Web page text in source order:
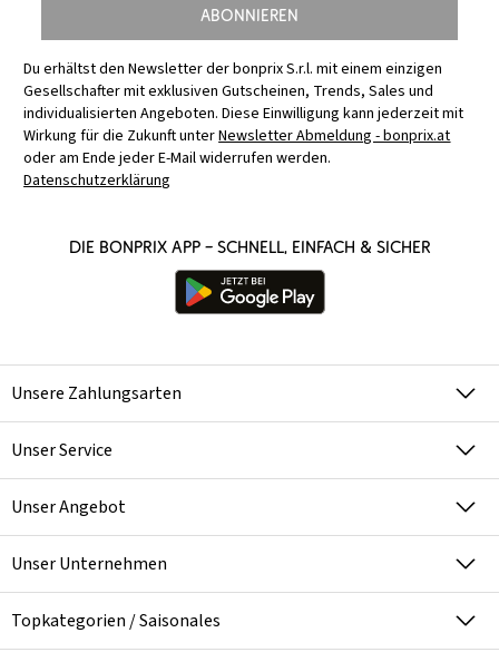
Abonnieren
Du erhältst den Newsletter der bonprix S.r.l. mit einem einzigen
Gesellschafter mit exklusiven Gutscheinen, Trends, Sales und
individualisierten Angeboten. Diese Einwilligung kann jederzeit mit
Wirkung für die Zukunft unterNewsletter Abmeldung - bonprix.at
oder am Ende jeder E-Mail widerrufen werden.
Datenschutzerklärung
Die bonprix App – schnell, einfach & sicher
Unsere Zahlungsarten
Unser Service
Unser Angebot
Unser Unternehmen
Topkategorien / Saisonales